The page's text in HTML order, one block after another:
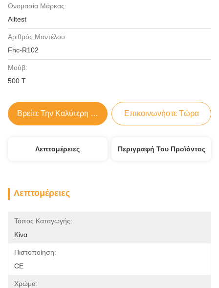
Ονομασία Μάρκας:
Alltest
Αριθμός Μοντέλου:
Fhc-R102
Μούβ:
500 Τ
Βρείτε Την Καλύτερη Τιμή Επικοινωνήστε Τώρα
Λεπτομέρειες Περιγραφή Του Προϊόντος
Λεπτομέρειες
Τόπος Καταγωγής:
Κίνα
Πιστοποίηση:
CE
Χρώμα: